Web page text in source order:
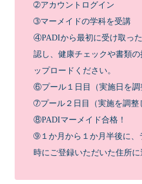
➁アカウントログイン
➂マーメイドの学科を受講
④PADIから最初に受け取っ
認し、健康チェックや書類
ップロードください。
⑥プール１日目（実施日を調
➆プール２日目（実施を調整
⑧PADIマーメイド合格！
➈１か月から１か月半後に、
時にご登録いただいた住所に